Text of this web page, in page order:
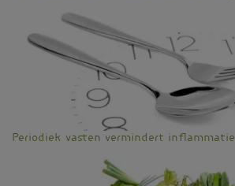
Periodiek vasten vermindert inflammatie